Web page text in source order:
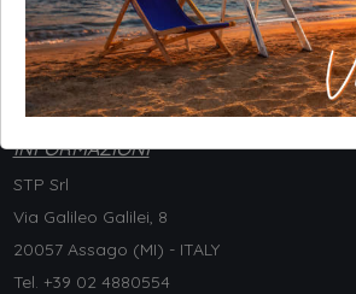
INFORMAZIONI
STP Srl
Via Galileo Galilei, 8
20057 Assago (MI) - ITALY
Tel. +39 02 4880554